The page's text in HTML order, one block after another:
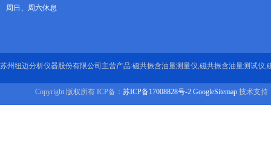
周日、周六休息
苏州纽迈分析仪器股份有限公司主营产品:磁共振含油量测量仪,磁共振含油量测试仪,
Copyright 版权所有 ICP备： 苏ICP备17008828号-2 GoogleSitemap 技术支持